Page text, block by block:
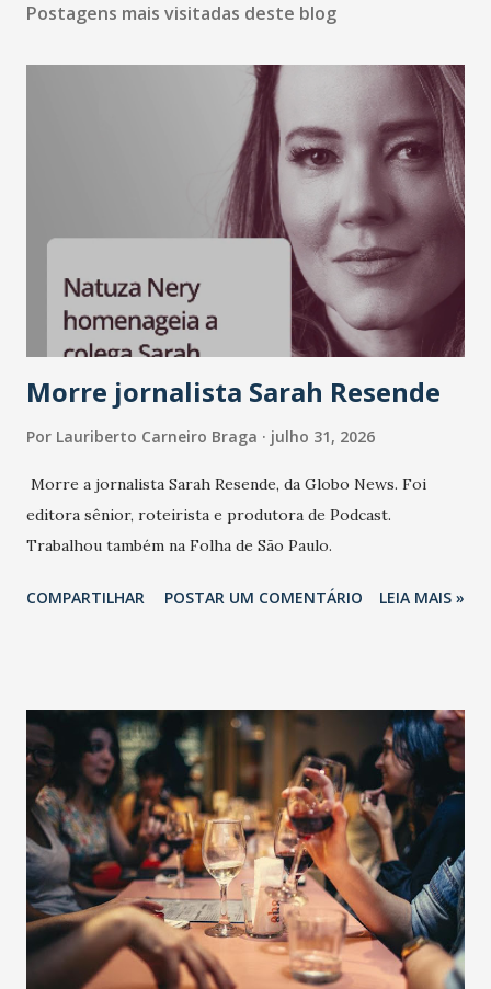
de negócios do Nordeste, reunindo profissionais de marcas
LinkedIn, VISA, Grupo 3corações, TikTok e M. Dias Branco.
A nova edição chega em um momento em que autenticidade
e consistência ganham peso nas conversas sobre marca,
liderança e estratégia. - Vivemos um momento em que todo
mundo fala muito e poucos entregam de verdade. O NM2B
sempre existiu para dar palco a quem constrói com
consistência, e nesta edição isso fica ainda mais claro.
Vamos reforçar que ser genuíno sustenta a confiança entre
marcas, pessoas e mercado", afirma Tamires So...
Postagens mais visitadas deste blog
Morre jornalista Sarah Resende
Por Lauriberto Carneiro Braga julho 31, 2026
Morre a jornalista Sarah Resende, da Globo News. Foi
editora sênior, roteirista e produtora de Podcast.
Trabalhou também na Folha de São Paulo.
COMPARTILHAR POSTAR UM COMENTÁRIO LEIA MAIS »